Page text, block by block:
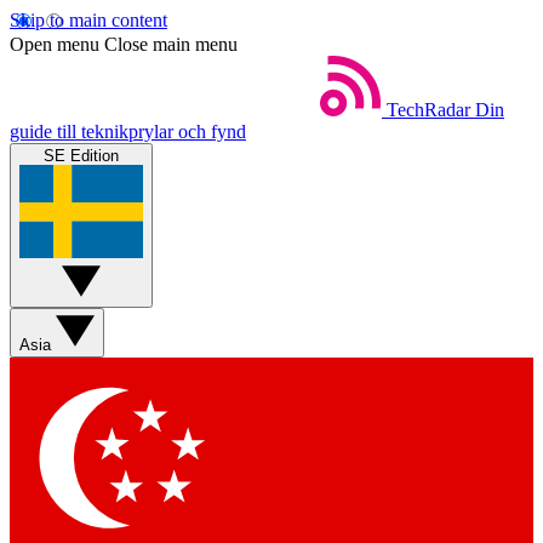
Skip to main content
Open menu Close main menu
TechRadar Din
guide till teknikprylar och fynd
SE Edition
Asia